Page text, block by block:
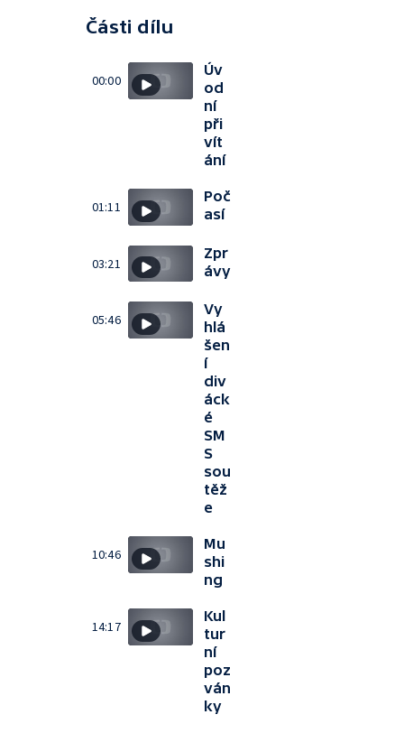
Části dílu
00:00
Úv
od
ní
při
vít
ání
01:11
Poč
así
03:21
Zpr
ávy
05:46
Vy
hlá
šen
í
div
áck
é
SM
S
sou
těž
e
10:46
Mu
shi
ng
14:17
Kul
tur
ní
poz
ván
ky